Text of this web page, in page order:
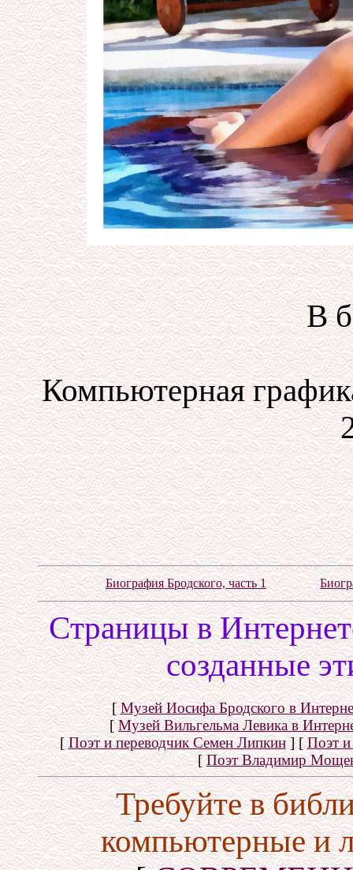
В
Компьютерная
Биография Бродского, часть 1
Cтраницы в
созданные
[Музей Иосифа Бродского в
[Музей Вильгельма Левика в
[Поэт и переводчик Семен Липкин] [Поэт и
[Поэт Владимир
Требуйте в
компьютерные и